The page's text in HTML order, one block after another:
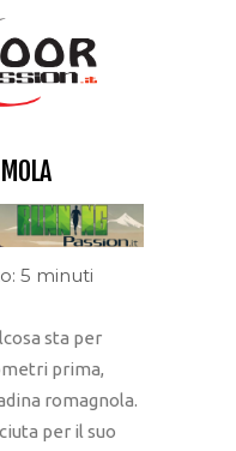
5 minuti
sta per
prima,
romagnola.
per il suo